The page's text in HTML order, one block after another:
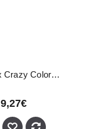
Color Lux Crazy Coloração Directa Neutral Mix 150ml
9,27€